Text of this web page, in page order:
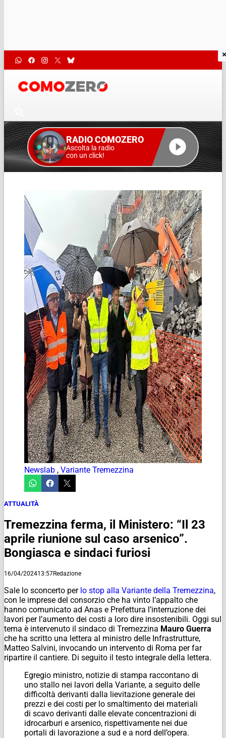
RADIO COMOZERO
Ascolta la radio
con un click!
Newslab , Variante Tremezzina
ATTUALITÀ
Tremezzina ferma, il Ministero: “Il 23
aprile riunione sul caso arsenico”.
Bongiasca e sindaci furiosi
16/04/202413:57Redazione
Sale lo sconcerto per lo stop alla Variante della Tremezzina,
con le imprese del consorzio che ha vinto l’appalto che
hanno comunicato ad Anas e Prefettura l’interruzione dei
lavori per l’aumento dei costi a loro dire insostenibili. Oggi sul
tema è intervenuto il sindaco di Tremezzina Mauro Guerra
che ha scritto una lettera al ministro delle Infrastrutture,
Matteo Salvini, invocando un intervento di Roma per far
ripartire il cantiere. Di seguito il testo integrale della lettera.
Egregio ministro, notizie di stampa raccontano di
uno stallo nei lavori della Variante, a seguito delle
difficoltà derivanti dalla lievitazione generale dei
prezzi e dei costi per lo smaltimento dei materiali
di scavo derivanti dalle elevate concentrazioni di
idrocarburi e arsenico, rispettivamente nei due
portali di lavorazione a sud e a nord dell’opera.